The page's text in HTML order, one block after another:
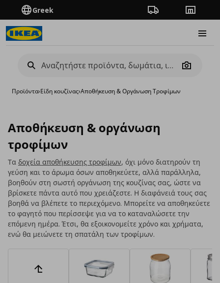
Greek Πορεία παραγγελίας
Camera
Προϊόντα›Είδη κουζίνας›Αποθήκευση & Οργάνωση Τροφίμων
Αποθήκευση & οργάνωση
τροφίμων
Τα δοχεία αποθήκευσης τροφίμων, όχι μόνο διατηρούν τη
γεύση και το άρωμα όσων αποθηκεύετε, αλλά παράλληλα,
βοηθούν στη σωστή οργάνωση της κουζίνας σας, ώστε να
βρίσκετε πάντα αυτό που χρειάζεστε. Η διαφάνειά τους σας
βοηθά να βλέπετε το περιεχόμενο. Μπορείτε να αποθηκεύετε
το φαγητό που περίσσεψε για να το καταναλώσετε την
επόμενη ημέρα. Έτσι, θα εξοικονομείτε χρόνο και χρήματα,
ενώ θα μειώνετε τη σπατάλη των τροφίμων.